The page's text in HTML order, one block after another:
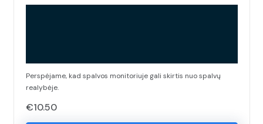
Perspėjame, kad spalvos monitoriuje gali skirtis nuo spalvų
realybėje.
€10.50